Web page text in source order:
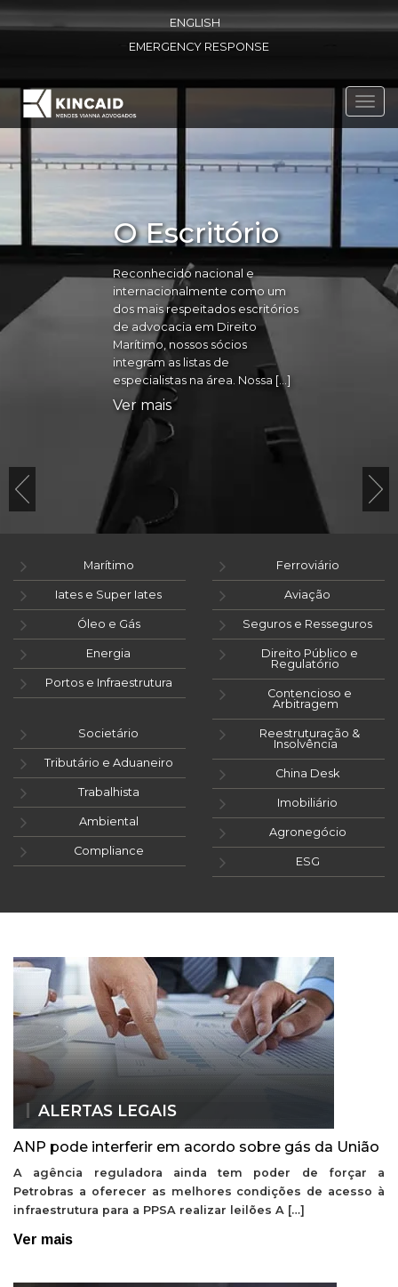
ENGLISH
EMERGENCY RESPONSE
O Escritório
Reconhecido nacional e
internacionalmente como um
dos mais respeitados escritórios
de advocacia em Direito
Marítimo, nossos sócios
integram as listas de
especialistas na área. Nossa […]
Ver mais
Marítimo
Iates e Super Iates
Óleo e Gás
Energia
Portos e Infraestrutura
Ferroviário
Aviação
Seguros e Resseguros
Direito Público e
Regulatório
Contencioso e
Arbitragem
Societário
Tributário e Aduaneiro
Trabalhista
Ambiental
Compliance
Reestruturação &
Insolvência
China Desk
Imobiliário
Agronegócio
ESG
ALERTAS LEGAIS
ANP pode interferir em acordo sobre gás da União
A agência reguladora ainda tem poder de forçar a
Petrobras a oferecer as melhores condições de acesso à
infraestrutura para a PPSA realizar leilões A […]
Ver mais